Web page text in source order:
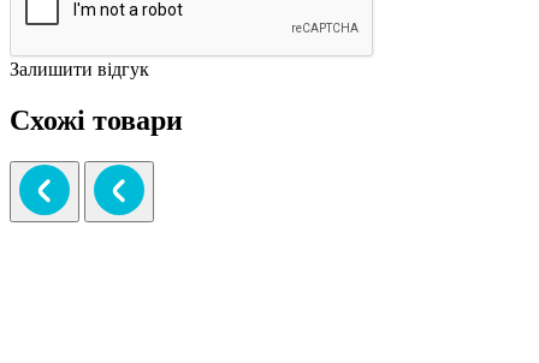
Залишити відгук
Схожі товари